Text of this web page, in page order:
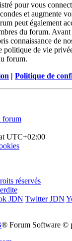
pour vous
et augmente
peut également
du forum. Avant
connaissance de
politique de vie
forum.
| Politique de
forum
UTC+02:00
réservés
JDN Twitter JDN
® Forum Software ©